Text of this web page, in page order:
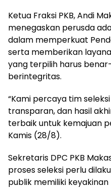
Ketua Fraksi PKB, Andi
menegaskan perusda
dalam memperkuat
serta memberikan
yang terpilih harus
berintegritas.
“Kami percaya tim
transparan, dan hasil
terbaik untuk kemajuan
Kamis (28/8).
Sekretaris DPC PKB
proses seleksi perlu
publik memiliki